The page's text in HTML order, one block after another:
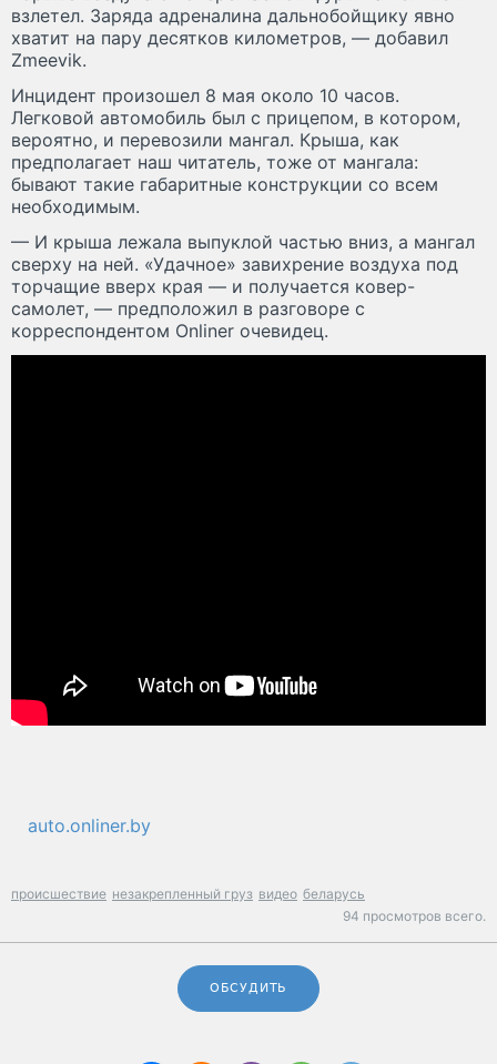
взлетел. Заряда адреналина дальнобойщику явно
хватит на пару десятков километров, — добавил
Zmeevik.
Инцидент произошел 8 мая около 10 часов.
Легковой автомобиль был с прицепом, в котором,
вероятно, и перевозили мангал. Крыша, как
предполагает наш читатель, тоже от мангала:
бывают такие габаритные конструкции со всем
необходимым.
— И крыша лежала выпуклой частью вниз, а мангал
сверху на ней. «Удачное» завихрение воздуха под
торчащие вверх края — и получается ковер-
самолет, — предположил в разговоре с
корреспондентом Onliner очевидец.
auto.onliner.by
происшествие незакрепленный груз видео беларусь
94 просмотров всего.
ОБСУДИТЬ